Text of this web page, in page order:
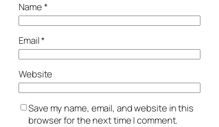
Name*
Email*
Website
Save my name, email, and website in this
browser for the next time I comment.